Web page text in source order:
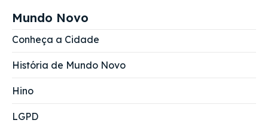
Mundo Novo
Conheça a Cidade
História de Mundo Novo
Hino
LGPD